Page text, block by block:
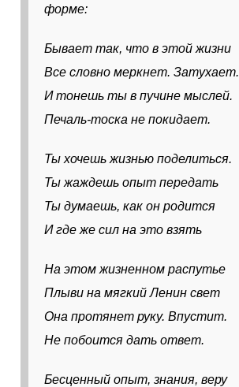
форме:
Бывает так, что в этой жизни
Все словно меркнет. Затухает.
И тонешь ты в пучине мыслей.
Печаль-тоска не покидает.
Ты хочешь жизнью поделиться.
Ты жаждешь опыт передать
Ты думаешь, как он родится
И где же сил на это взять
На этом жизненном распутье
Плыви на мягкий Ленин свет
Она протянет руку. Впустит.
Не побоится дать ответ.
Бесценный опыт, знания, веру